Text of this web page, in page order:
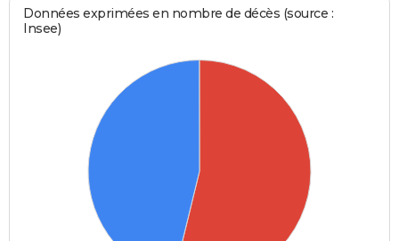
Données exprimées en nombre de décès (source :
Insee)